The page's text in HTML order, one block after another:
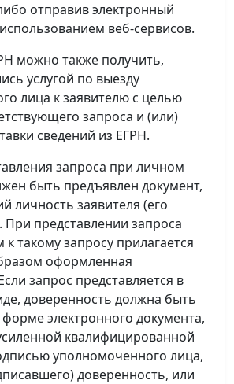
отправив электронный
веб-сервисов.
можно также получить,
услугой по выезду
лица к заявителю с целью
запроса и (или)
сведений из ЕГРН.
запроса при личном
быть предъявлен документ,
личность заявителя (его
При представлении запроса
к такому запросу прилагается
оформленная
запрос представляется в
доверенность должна быть
электронного документа,
квалифицированной
уполномоченного лица,
доверенность, или